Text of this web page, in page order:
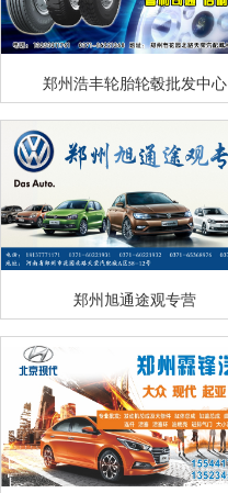
郑州浩丰轮胎轮毂批发中心
郑州旭通途观专营